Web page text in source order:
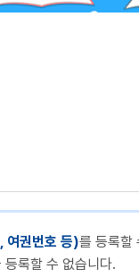
여권번호 등)를 등록할
등록할 수 없습니다.